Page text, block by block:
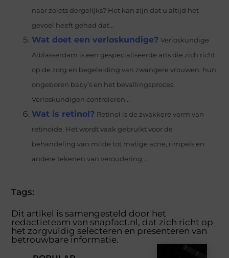
naar zoiets dergelijks? Het kan zijn dat u altijd het
gevoel heeft gehad dat...
Wat doet een verloskundige? Verloskundige
Alblasserdam is een gespecialiseerde arts die zich richt
op de zorg en begeleiding van zwangere vrouwen, hun
ongeboren baby’s en het bevallingsproces.
Verloskundigen controleren...
Wat is retinol? Retinol is de zwakkere vorm van
retinoïde. Het wordt vaak gebruikt voor de
behandeling van milde tot matige acne, rimpels en
andere tekenen van veroudering,...
Tags:
Dit artikel is samengesteld door het
redactieteam van snapfact.nl, dat zich richt op
het zorgvuldig selecteren en presenteren van
betrouwbare informatie.